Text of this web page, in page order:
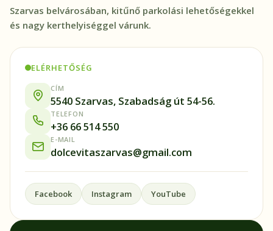
Szarvas belvárosában, kitűnő parkolási lehetőségekkel
és nagy kerthelyiséggel várunk.
ELÉRHETŐSÉG
CÍM
5540 Szarvas, Szabadság út 54-56.
TELEFON
+36 66 514 550
E-MAIL
dolcevitaszarvas@gmail.com
Facebook Instagram YouTube